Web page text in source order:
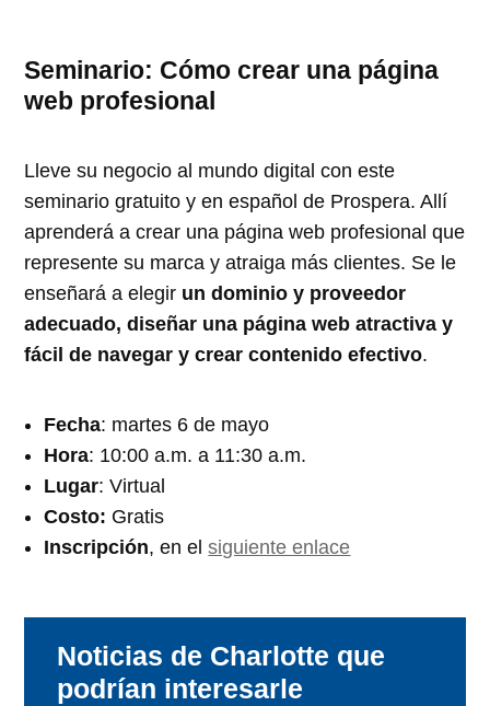
Seminario: Cómo crear una página
web profesional
Lleve su negocio al mundo digital con este
seminario gratuito y en español de Prospera. Allí
aprenderá a crear una página web profesional que
represente su marca y atraiga más clientes. Se le
enseñará a elegir un dominio y proveedor
adecuado, diseñar una página web atractiva y
fácil de navegar y crear contenido efectivo.
Fecha: martes 6 de mayo
Hora: 10:00 a.m. a 11:30 a.m.
Lugar: Virtual
Costo: Gratis
Inscripción, en elsiguiente enlace
Noticias de Charlotte que
podrían interesarle